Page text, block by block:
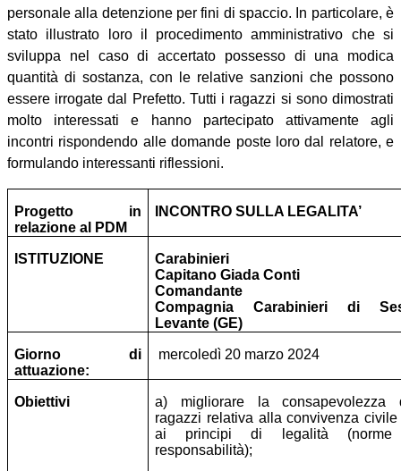
personale alla detenzione per fini di spaccio. In particolare, è
stato illustrato loro il procedimento amministrativo che si
sviluppa nel caso di accertato possesso di una modica
quantità di sostanza, con le relative sanzioni che possono
essere irrogate dal Prefetto. Tutti i ragazzi si sono dimostrati
molto interessati e hanno partecipato attivamente agli
incontri rispondendo alle domande poste loro dal relatore, e
formulando interessanti riflessioni.
Progetto in
relazione al PDM
INCONTRO SULLA LEGALITA’
ISTITUZIONE
Carabinieri
Capitano Giada Conti
Comandante
Compagnia Carabinieri di
Levante (GE)
Giorno di
attuazione:
mercoledì 20 marzo 2024
Obiettivi
a) migliorare la consapevolezza
ragazzi relativa alla convivenza civile
ai principi di legalità
responsabilità);